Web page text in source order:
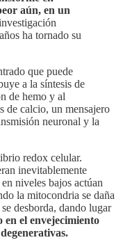
aún, en un
ha tornado su
que puede
a la síntesis de
de hemo y al
de calcio, un mensajero
neuronal y la
redox celular.
inevitablemente
en niveles bajos actúan
la mitocondria se daña
desborda, dando lugar
en el envejecimiento